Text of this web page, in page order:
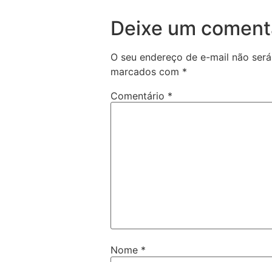
Deixe um
O seu endereço de e-mail não
marcados com *
Comentário *
Nome *